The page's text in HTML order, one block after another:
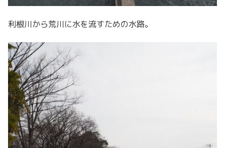
利根川から荒川に水を流すための水路。